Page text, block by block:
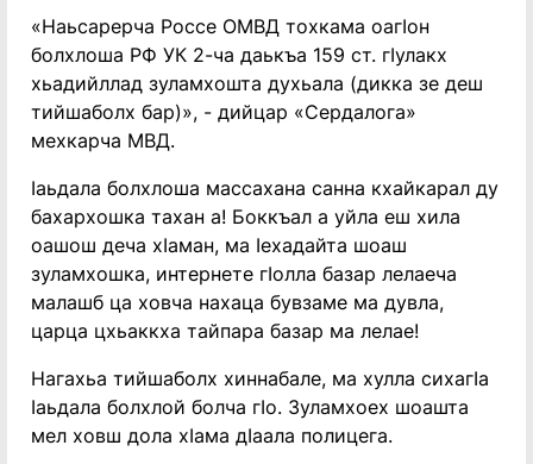
«Наьсарерча Россе ОМВД тохкама оагӏон
болхлоша РФ УК 2-ча даькъа 159 ст. гӏулакх
хьадийллад зуламхошта духьала (дикка зе деш
тийшаболх бар)», - дийцар «Сердалога»
мехкарча МВД.
Ӏаьдала болхлоша массахана санна кхайкарал ду
бахархошка тахан а! Боккъал а уйла еш хила
оашош деча хӏаман, ма ӏехадайта шоаш
зуламхошка, интернете гӏолла базар лелаеча
малашб ца ховча нахаца бувзаме ма дувла,
царца цхьаккха тайпара базар ма лелае!
Нагахьа тийшаболх хиннабале, ма хулла сихагӏа
ӏаьдала болхлой болча гӏо. Зуламхоех шоашта
мел ховш дола хӏама дӏаала полицега.